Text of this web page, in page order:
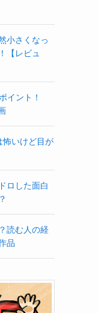
小さくなっ
【レビュ
イント！
怖いけど目が
ロした面白
読む人の経
品